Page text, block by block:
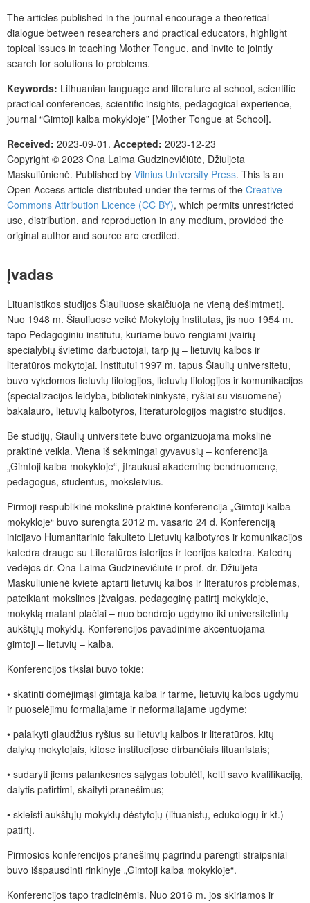
The articles published in the journal encourage a theoretical
dialogue between researchers and practical educators, highlight
topical issues in teaching Mother Tongue, and invite to jointly
search for solutions to problems.
Keywords: Lithuanian language and literature at school, scientific
practical conferences, scientific insights, pedagogical experience,
journal “Gimtoji kalba mokykloje” [Mother Tongue at School].
Received: 2023-09-01. Accepted: 2023-12-23
Copyright © 2023 Ona Laima Gudzinevičiūtė, Džiuljeta
Maskuliūnienė. Published by Vilnius University Press. This is an
Open Access article distributed under the terms of the Creative
Commons Attribution Licence (CC BY), which permits unrestricted
use, distribution, and reproduction in any medium, provided the
original author and source are credited.
Įvadas
Lituanistikos studijos Šiauliuose skaičiuoja ne vieną dešimtmetį.
Nuo 1948 m. Šiauliuose veikė Mokytojų institutas, jis nuo 1954 m.
tapo Pedagoginiu institutu, kuriame buvo rengiami įvairių
specialybių švietimo darbuotojai, tarp jų – lietuvių kalbos ir
literatūros mokytojai. Institutui 1997 m. tapus Šiaulių universitetu,
buvo vykdomos lietuvių filologijos, lietuvių filologijos ir komunikacijos
(specializacijos leidyba, bibliotekininkystė, ryšiai su visuomene)
bakalauro, lietuvių kalbotyros, literatūrologijos magistro studijos.
Be studijų, Šiaulių universitete buvo organizuojama mokslinė
praktinė veikla. Viena iš sėkmingai gyvavusių – konferencija
„Gimtoji kalba mokykloje“, įtraukusi akademinę bendruomenę,
pedagogus, studentus, moksleivius.
Pirmoji respublikinė mokslinė praktinė konferencija „Gimtoji kalba
mokykloje“ buvo surengta 2012 m. vasario 24 d. Konferenciją
inicijavo Humanitarinio fakulteto Lietuvių kalbotyros ir komunikacijos
katedra drauge su Literatūros istorijos ir teorijos katedra. Katedrų
vedėjos dr. Ona Laima Gudzinevičiūtė ir prof. dr. Džiuljeta
Maskuliūnienė kvietė aptarti lietuvių kalbos ir literatūros problemas,
pateikiant mokslines įžvalgas, pedagoginę patirtį mokykloje,
mokyklą matant plačiai – nuo bendrojo ugdymo iki universitetinių
aukštųjų mokyklų. Konferencijos pavadinime akcentuojama
gimtoji – lietuvių – kalba.
Konferencijos tikslai buvo tokie:
• skatinti domėjimąsi gimtąja kalba ir tarme, lietuvių kalbos ugdymu
ir puoselėjimu formaliajame ir neformaliajame ugdyme;
• palaikyti glaudžius ryšius su lietuvių kalbos ir literatūros, kitų
dalykų mokytojais, kitose institucijose dirbančiais lituanistais;
• sudaryti jiems palankesnes sąlygas tobulėti, kelti savo kvalifikaciją,
dalytis patirtimi, skaityti pranešimus;
• skleisti aukštųjų mokyklų dėstytojų (lituanistų, edukologų ir kt.)
patirtį.
Pirmosios konferencijos pranešimų pagrindu parengti straipsniai
buvo išspausdinti rinkinyje „Gimtoji kalba mokykloje“.
Konferencijos tapo tradicinėmis. Nuo 2016 m. jos skiriamos ir